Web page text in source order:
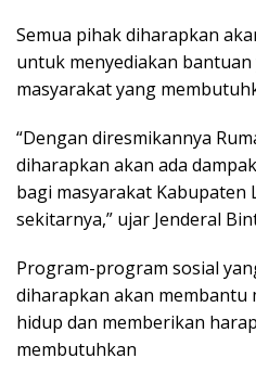
Semua pihak diharapkan
untuk menyediakan
masyarakat yang
“Dengan diresmikannya
diharapkan akan ada
bagi masyarakat Kabupaten
sekitarnya,” ujar Jenderal
Program-program sosial
diharapkan akan membantu
hidup dan memberikan
membutuhkan